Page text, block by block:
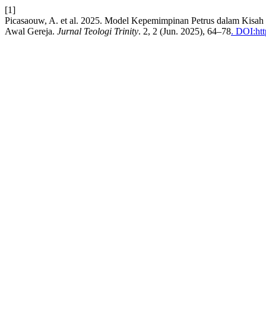
[1]
Picasaouw, A. et al. 2025. Model Kepemimpinan Petrus dalam
Awal Gereja. Jurnal Teologi Trinity. 2, 2 (Jun. 2025), 64–78.